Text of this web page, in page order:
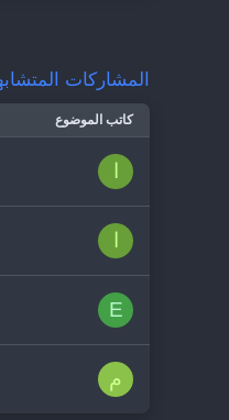
المشاركات
كاتب الموضوع
E
م